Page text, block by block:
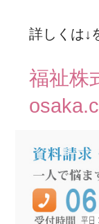
詳しくは↓
福祉株